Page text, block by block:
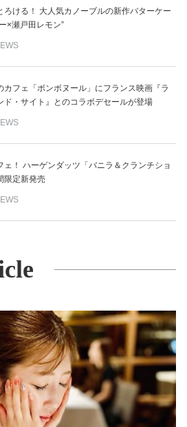
ろける！ 大人気カノーブルの新作バターケー
×瀬戸田レモン”
カフェ「ボンボヌール」にフランス映画『ラ
ド・サイト』とのコラボデセールが登場
ェ！ ハーゲンダッツ「バニラ＆クランチショ
限定新発売